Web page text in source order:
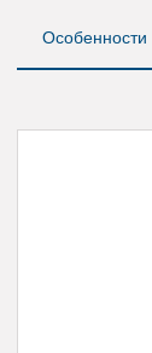
Особенности